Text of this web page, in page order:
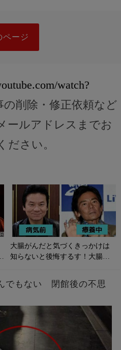
ページ
watch?
の削除・修正依頼など
ールアドレスまでお
ださい。
大腸がんだと気づくきっかけは
知らないと後悔するす！大腸が
でもない 閉館後の不思